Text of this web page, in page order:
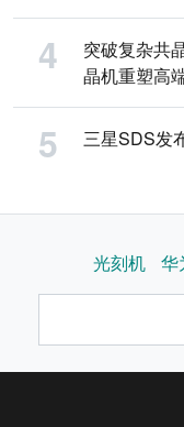
突破复杂共
晶机重塑高
三星SDS发
光刻机 华